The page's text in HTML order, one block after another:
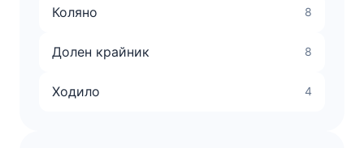
Коляно 8
Долен крайник 8
Ходило 4